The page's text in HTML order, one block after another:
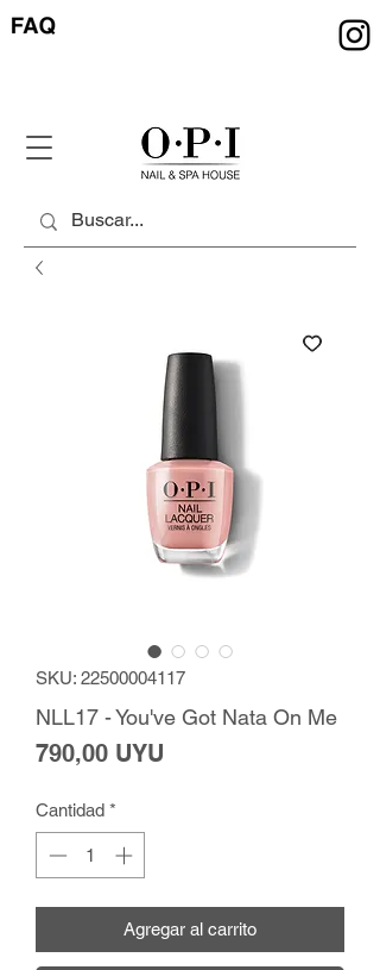
SKU: 22500004117
NLL17 - You've Got Nata On Me
790,00 UYU
Cantidad *
Agregar al carrito